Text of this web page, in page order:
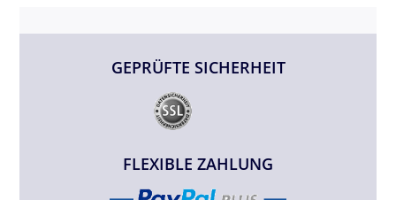
GEPRÜFTE SICHERHEIT
FLEXIBLE ZAHLUNG